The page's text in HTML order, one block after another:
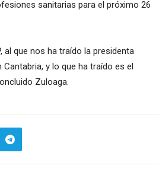
sanitarias para el próximo 26
al que nos ha traído la presidenta
y lo que ha traído es el
Zuloaga.